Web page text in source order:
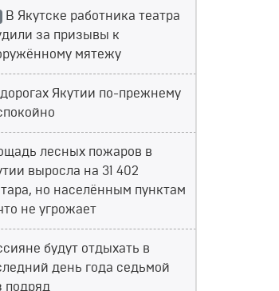
В Якутске работника театра
за призывы к
мятежу
Якутии по-прежнему
лесных пожаров в
выросла на 31 402
но населённым пунктам
не угрожает
будут отдыхать в
день года седьмой
подряд